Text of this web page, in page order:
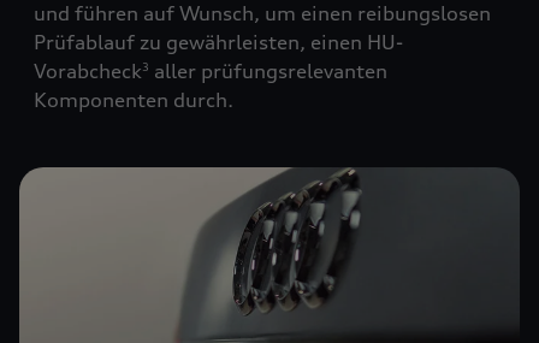
und führen auf Wunsch, um einen reibungslosen
Prüfablauf zu gewährleisten, einen HU-
Vorabcheck3 aller prüfungsrelevanten
Komponenten durch.